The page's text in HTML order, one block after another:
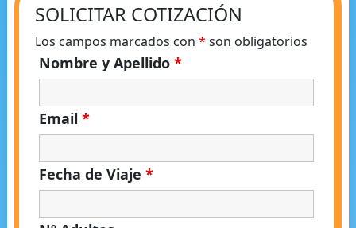
SOLICITAR COTIZACIÓN
Los campos marcados con * son obligatorios
Nombre y Apellido *
Email *
Fecha de Viaje *